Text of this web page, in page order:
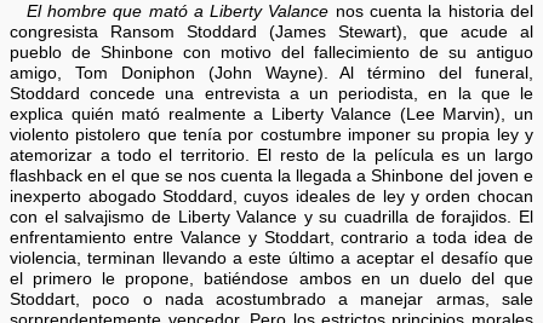
El hombre que mató a Liberty Valance nos cuenta la historia del
congresista Ransom Stoddard (James Stewart), que acude al
pueblo de Shinbone con motivo del fallecimiento de su antiguo
amigo, Tom Doniphon (John Wayne). Al término del funeral,
Stoddard concede una entrevista a un periodista, en la que le
explica quién mató realmente a Liberty Valance (Lee Marvin), un
violento pistolero que tenía por costumbre imponer su propia ley y
atemorizar a todo el territorio. El resto de la película es un largo
flashback en el que se nos cuenta la llegada a Shinbone del joven e
inexperto abogado Stoddard, cuyos ideales de ley y orden chocan
con el salvajismo de Liberty Valance y su cuadrilla de forajidos. El
enfrentamiento entre Valance y Stoddart, contrario a toda idea de
violencia, terminan llevando a este último a aceptar el desafío que
el primero le propone, batiéndose ambos en un duelo del que
Stoddart, poco o nada acostumbrado a manejar armas, sale